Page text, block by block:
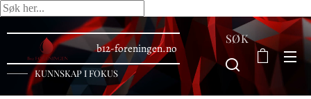
b12-foreningen.no
KUNNSKAP I FOKUS
SØK